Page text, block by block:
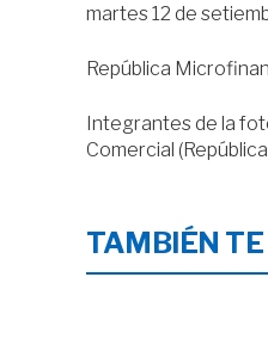
martes 12 de
República
Integrantes de la
Comercial
TAMBIÉN